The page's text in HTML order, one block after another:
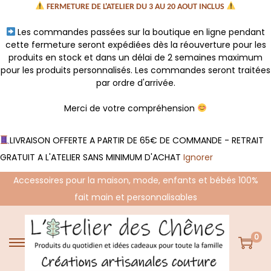
FERMETURE DE L'ATELIER DU 3 AU 20 AOUT INCLUS
Les commandes passées sur la boutique en ligne pendant
cette fermeture seront expédiées dès la réouverture pour les
produits en stock et dans un délai de 2 semaines maximum
pour les produits personnalisés. Les commandes seront traitées
par ordre d'arrivée.
Merci de votre compréhension
LIVRAISON OFFERTE A PARTIR DE 65€ DE COMMANDE - RETRAIT
GRATUIT A L'ATELIER SANS MINIMUM D'ACHAT Ignorer
Accessoires pour la maison, mode, enfants et bébés 100%
fait main et personnalisables
P
a
P
a
0